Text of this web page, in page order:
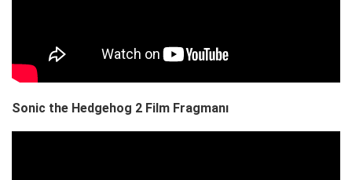
Sonic the Hedgehog 2 Film Fragmanı